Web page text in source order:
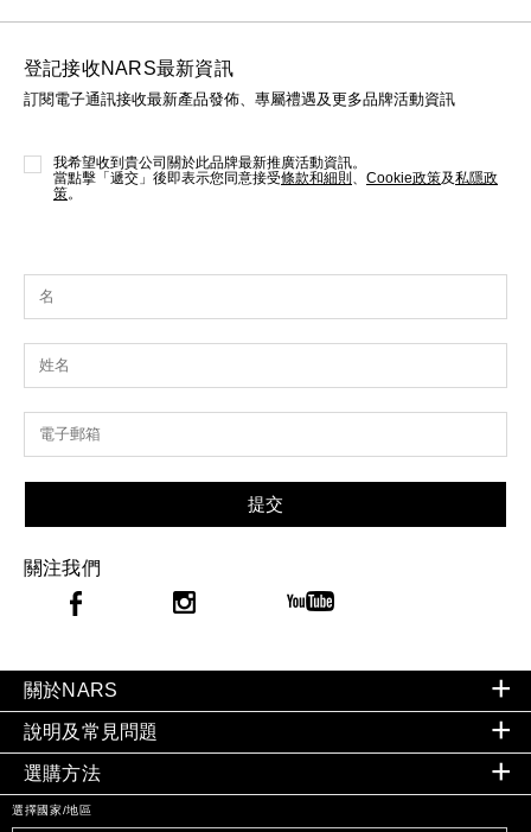
亮肌卸妝油
登記接收NARS最新資訊
訂閱電子通訊接收最新產品發佈、專屬禮遇及更多品牌活動資訊
我希望收到貴公司關於此品牌最新推廣活動資訊。
當點擊「遞交」後即表示您同意接受條款和細則 Cookie政策及私隱政
策。
提交
關注我們
關於NARS
說明及常見問題
選購方法
選擇國家/地區